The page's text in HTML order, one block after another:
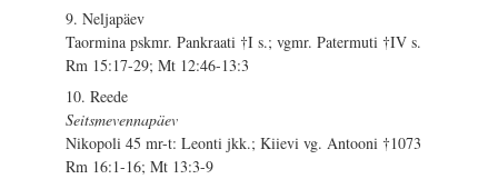
9. Neljapäev
Taormina pskmr. Pankraati †I s.; vgmr. Patermuti †IV s.
Rm 15:17-29; Mt 12:46-13:3
10. Reede
Seitsmevennapäev
Nikopoli 45 mr-t: Leonti jkk.; Kiievi vg. Antooni †1073
Rm 16:1-16; Mt 13:3-9